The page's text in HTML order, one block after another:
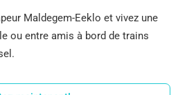
Maldegem-Eeklo et vivez une
ou entre amis à bord de trains